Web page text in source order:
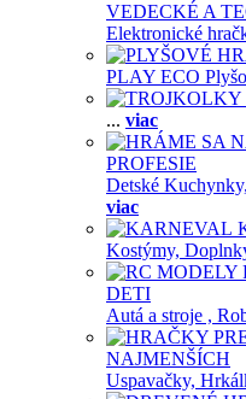
VEDECKÉ A
Elektronické
PLAY ECO
... viac
PROFESIE
Detské Kuchynky,
viac
Kostýmy,
DETI
Autá a stroje ,
NAJMENŠÍCH
Uspavačky,